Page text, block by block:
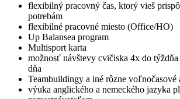
flexibilný pracovný čas, ktorý vieš
potrebám
flexibilné pracovné miesto (Office/HO)
Up Balansea program
Multisport karta
možnosť návštevy cvičiska 4x do týždňa
dňa
Teambuildingy a iné rôzne voľnočasové
výuka anglického a nemeckého jazyka